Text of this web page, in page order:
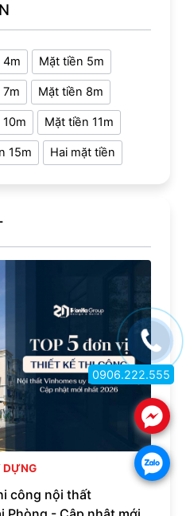
4m Mặt tiền 5m
Mặt tiền 8m
Mặt tiền 11m
15m Hai mặt tiền
DỰNG
công nội thất
.
.
0906.222.555